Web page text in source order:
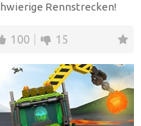
Rennstrecken!
100 15